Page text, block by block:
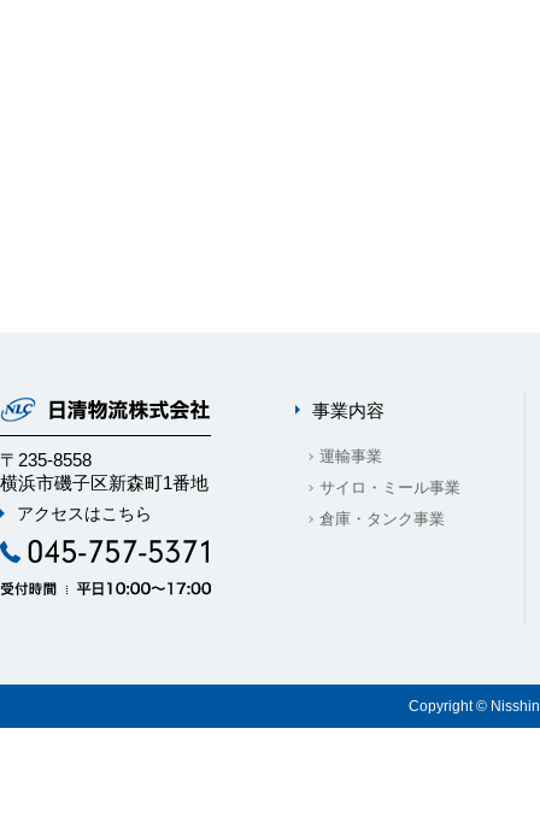
〒235-8558
横浜市磯子区新森町1番地
アクセスはこちら
事業内容
運輸事業
サイロ・ミール事業
倉庫・タンク事業
Copyright ©